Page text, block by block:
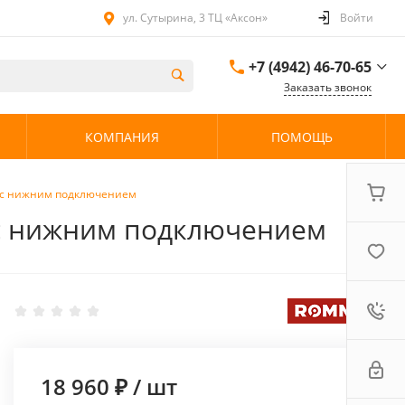
ул. Сутырина, 3 ТЦ «Аксон» Войти
+7 (4942) 46-70-65
ул. Сутырина, 3 ТЦ
Заказать звонок
КОМПАНИЯ ПОМОЩЬ
с нижним подключением
нижним подключением
18 960 ₽/ шт